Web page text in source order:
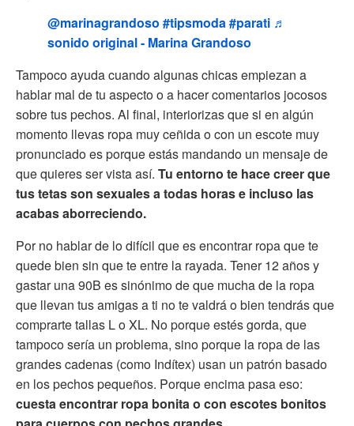
@marinagrandoso #tipsmoda#parati ♬
sonido original - Marina Grandoso
Tampoco ayuda cuando algunas chicas empiezan a
hablar mal de tu aspecto o a hacer comentarios jocosos
sobre tus pechos. Al final, interiorizas que si en algún
momento llevas ropa muy ceñida o con un escote muy
pronunciado es porque estás mandando un mensaje de
que quieres ser vista así. Tu entorno te hace creer que
tus tetas son sexuales a todas horas e incluso las
acabas aborreciendo.
Por no hablar de lo difícil que es encontrar ropa que te
quede bien sin que te entre la rayada. Tener 12 años y
gastar una 90B es sinónimo de que mucha de la ropa
que llevan tus amigas a ti no te valdrá o bien tendrás que
comprarte tallas L o XL. No porque estés gorda, que
tampoco sería un problema, sino porque la ropa de las
grandes cadenas (como Indítex) usan un patrón basado
en los pechos pequeños. Porque encima pasa eso:
cuesta encontrar ropa bonita o con escotes bonitos